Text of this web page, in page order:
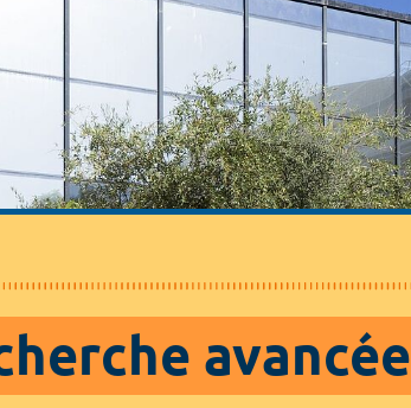
avancée